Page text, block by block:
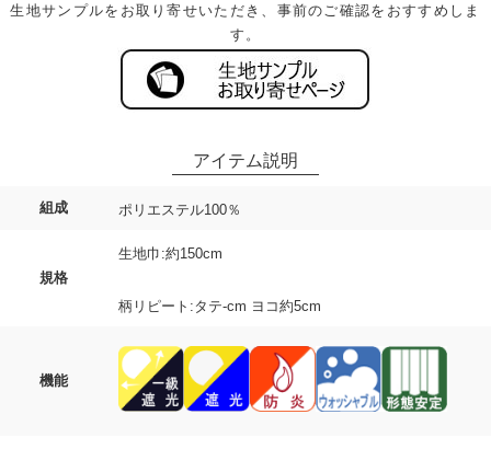
組成 ポリエステル100％
規格
生地巾:約150cm
柄リピート:タテ-cm ヨコ約5cm
機能
生地サンプルをお取り寄せいただき、事前のご確認をおすすめしま
す。